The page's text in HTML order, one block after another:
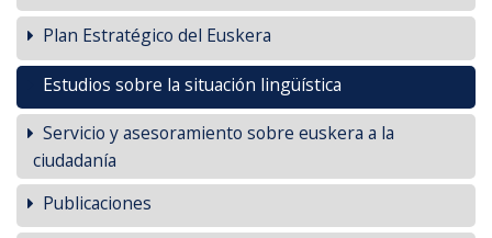
Plan Estratégico del Euskera
Estudios sobre la situación lingüística
Servicio y asesoramiento sobre euskera a la
ciudadanía
Publicaciones